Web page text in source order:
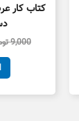
کتاب کار
9,000